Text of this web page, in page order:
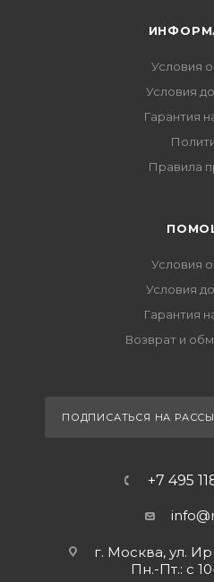
Условия
Условия
Гарантия
Правила
Условия
Условия
Гарантия
Возврат и
ПОДПИСАТЬСЯ НА
+7 495
г. Москва, ул.
Пн.-Пт.: с